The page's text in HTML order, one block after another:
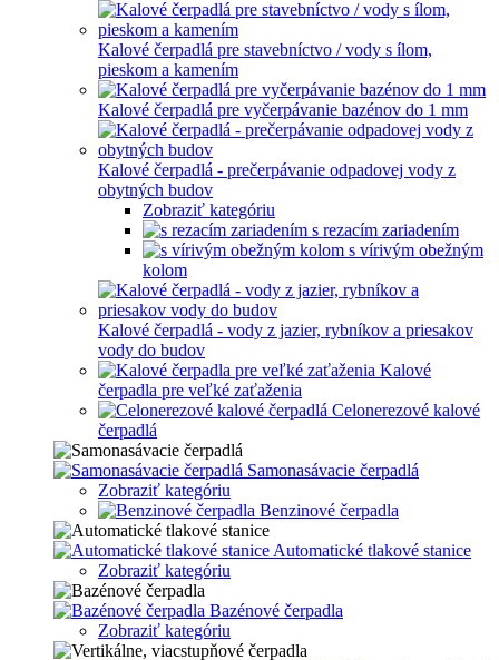
Kalové čerpadlá pre stavebníctvo / vody s ílom,
pieskom a kamením
Kalové čerpadlá pre vyčerpávanie bazénov do 1 mm
Kalové čerpadlá - prečerpávanie odpadovej vody z
obytných budov
Zobraziť kategóriu
s rezacím zariadením
s vírivým obežným
kolom
Kalové čerpadlá - vody z jazier, rybníkov a priesakov
vody do budov
Kalové
čerpadla pre veľké zaťaženia
Celonerezové kalové
čerpadlá
Samonasávacie čerpadlá
Zobraziť kategóriu
Benzinové čerpadla
Automatické tlakové stanice
Zobraziť kategóriu
Bazénové čerpadla
Zobraziť kategóriu